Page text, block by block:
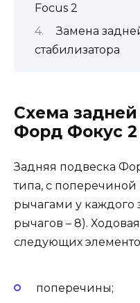
Focus 2
Замена
стабилизатора
Схема
Форд Фокус 2
Задняя подвеска
типа, с
рычагами у каждого
рычагов – 8).
следующих
поперечины;